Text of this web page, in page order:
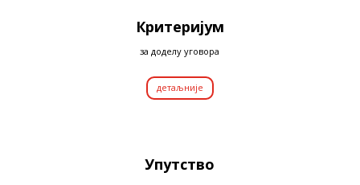
Критеријум
за доделу уговора
детаљније
Упутство